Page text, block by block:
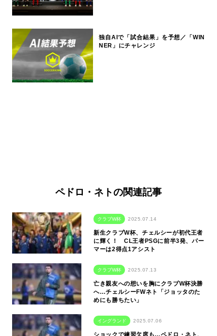
独自AIで「試合結果」を予想／「WIN
NER」にチャレンジ
ペドロ・ネトの関連記事
クラブW杯 2025.07.14
新生クラブW杯、チェルシーが初代王者
に輝く！ CL王者PSGに前半3発、パー
マーは2得点1アシスト
クラブW杯 2025.07.13
亡き親友への想いを胸にクラブW杯決勝
へ…チェルシーFWネト「ジョッタのた
めにも勝ちたい」
イングランド 2025.07.06
ショックで練習欠席も…ペドロ・ネト、